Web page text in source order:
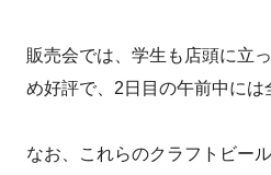
販売会では、学生も店頭に立
め好評で、2日目の午前中には
なお、これらのクラフトビー